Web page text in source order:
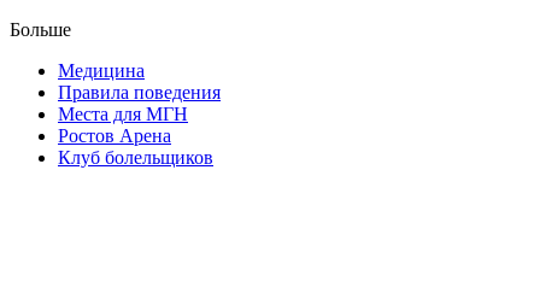
Больше
Медицина
Правила поведения
Места для МГН
Ростов Арена
Клуб болельщиков